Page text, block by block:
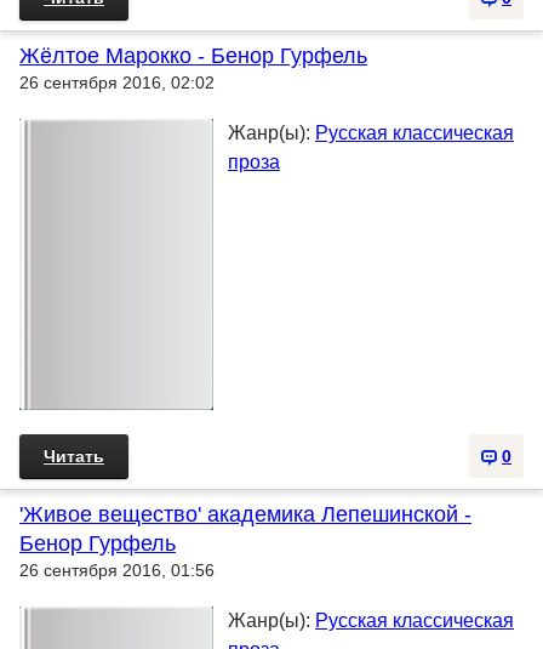
Жёлтое Марокко - Бенор Гурфель
26 сентября 2016, 02:02
Жанр(ы): Русская классическая
проза
0
Читать
'Живое вещество' академика Лепешинской -
Бенор Гурфель
26 сентября 2016, 01:56
Жанр(ы): Русская классическая